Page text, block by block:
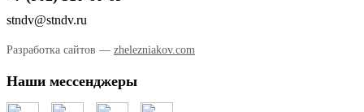
stndv@stndv.ru
Разработка сайтов — zhelezniakov.com
Наши мессенджеры